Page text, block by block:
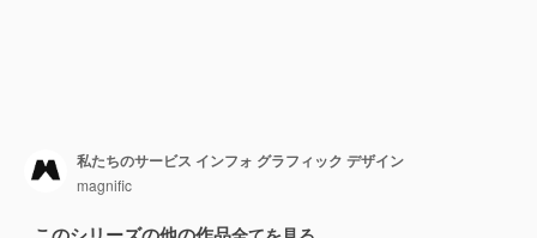
私たちのサービス インフォ グラフィック デザイン
magnific